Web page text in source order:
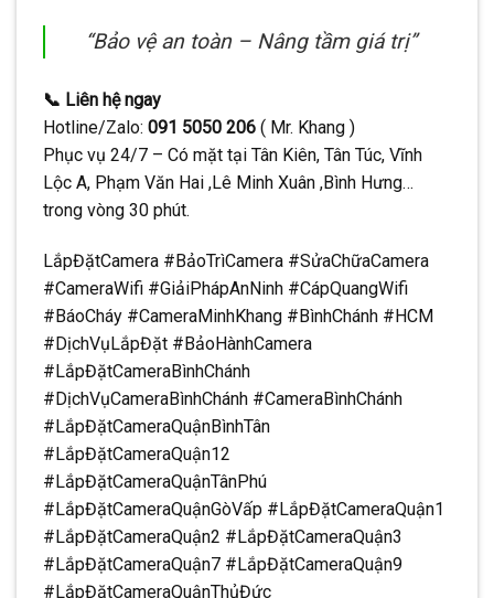
“Bảo vệ an toàn – Nâng tầm giá trị”
📞 Liên hệ ngay
Hotline/Zalo: 091 5050 206 ( Mr. Khang )
Phục vụ 24/7 – Có mặt tại Tân Kiên, Tân Túc, Vĩnh
Lộc A, Phạm Văn Hai ,Lê Minh Xuân ,Bình Hưng…
trong vòng 30 phút.
LắpĐặtCamera #BảoTrìCamera #SửaChữaCamera
#CameraWifi #GiảiPhápAnNinh #CápQuangWifi
#BáoCháy #CameraMinhKhang #BìnhChánh #HCM
#DịchVụLắpĐặt #BảoHànhCamera
#LắpĐặtCameraBìnhChánh
#DịchVụCameraBìnhChánh #CameraBìnhChánh
#LắpĐặtCameraQuậnBìnhTân
#LắpĐặtCameraQuận12
#LắpĐặtCameraQuậnTânPhú
#LắpĐặtCameraQuậnGòVấp #LắpĐặtCameraQuận1
#LắpĐặtCameraQuận2 #LắpĐặtCameraQuận3
#LắpĐặtCameraQuận7 #LắpĐặtCameraQuận9
#LắpĐặtCameraQuậnThủĐức